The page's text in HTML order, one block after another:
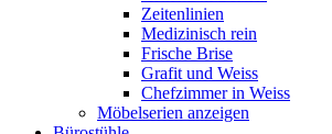
Zeitenlinien
Medizinisch rein
Frische Brise
Grafit und Weiss
Chefzimmer in Weiss
Möbelserien anzeigen